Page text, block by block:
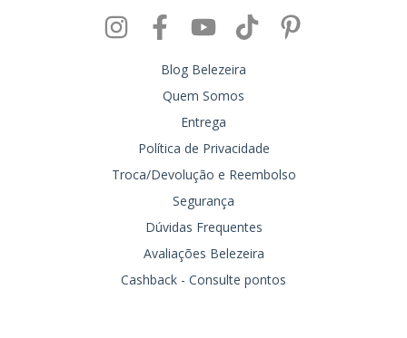
Blog Belezeira
Quem Somos
Entrega
Política de Privacidade
Troca/Devolução e Reembolso
Segurança
Dúvidas Frequentes
Avaliações Belezeira
Cashback - Consulte pontos